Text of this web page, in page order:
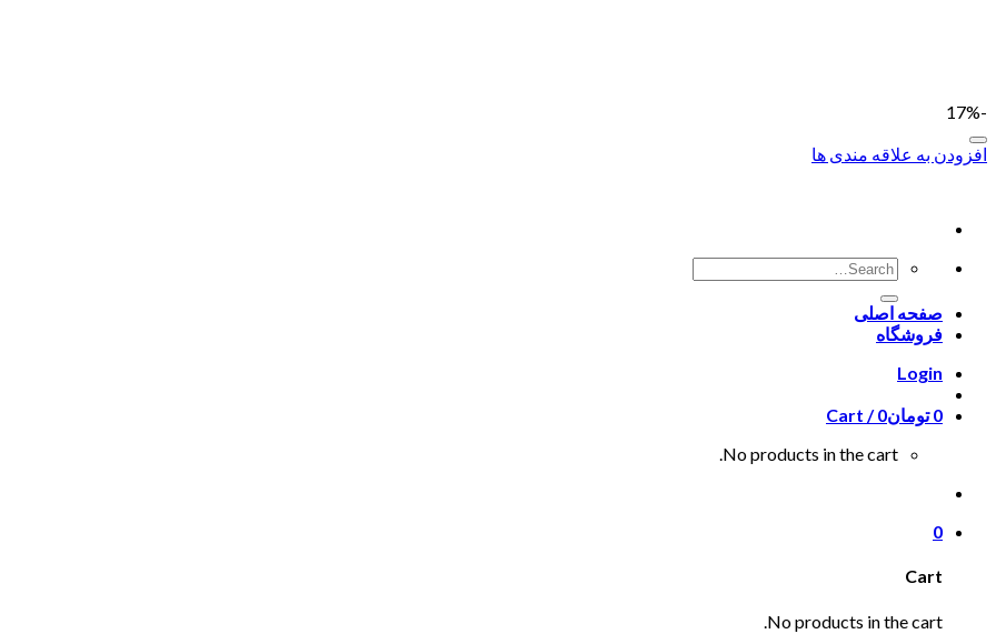
صفحه اصلی
فروشگاه
Login
Cart /
تومان0
0
No products in the cart.
0
Cart
No products in the cart.
-17%
افزودن به علاقه مندی ها